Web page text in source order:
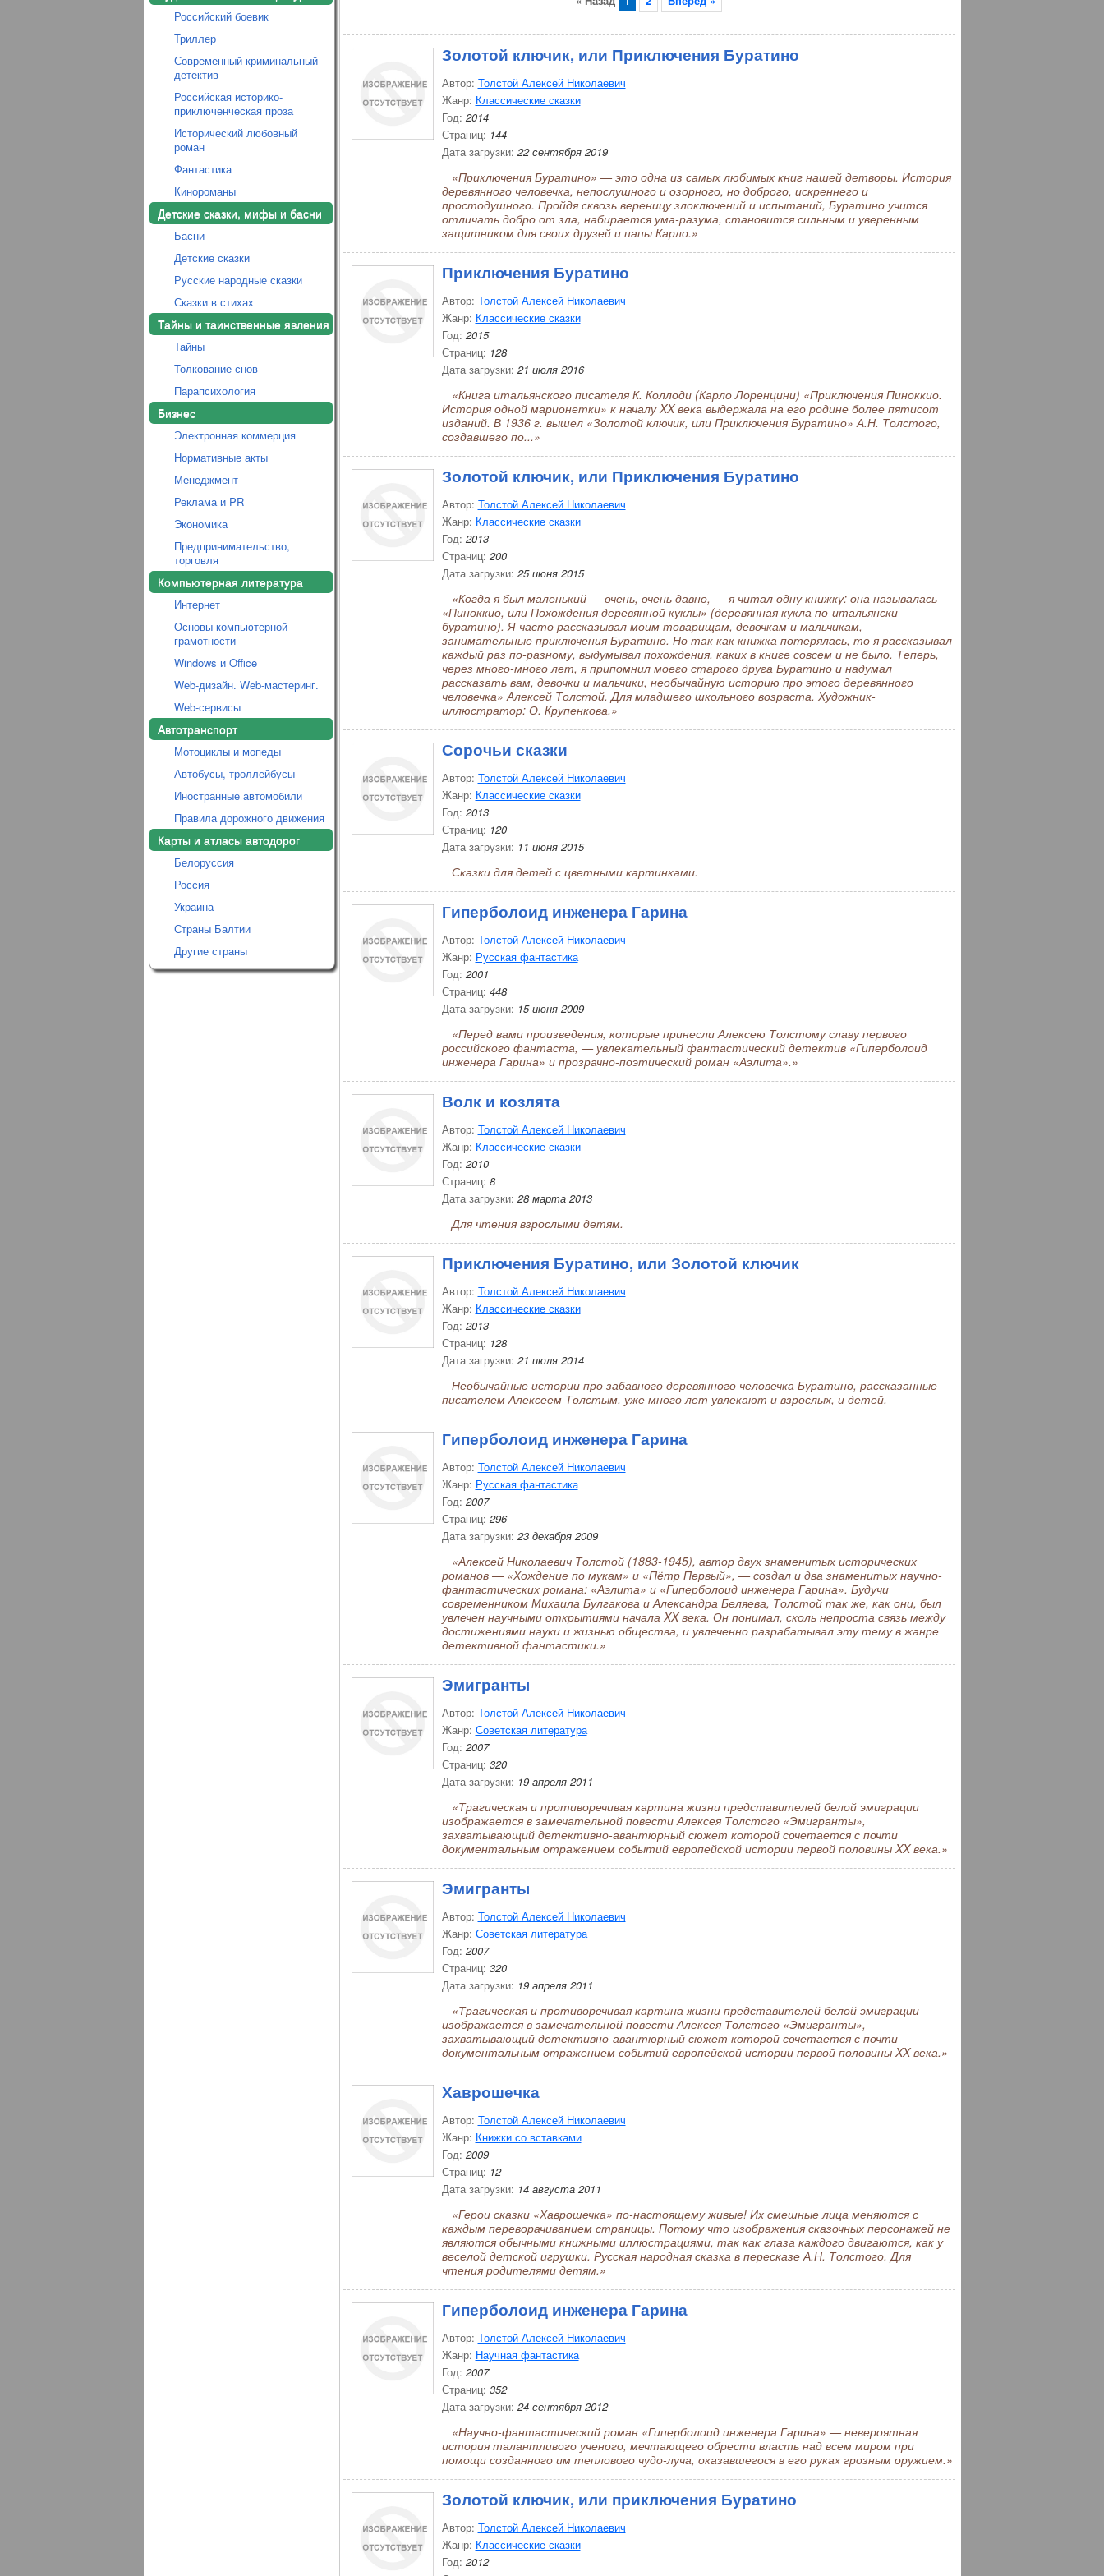
Российский боевик
Триллер
Современный криминальный
детектив
Российская историко-
приключенческая проза
Исторический любовный
роман
Фантастика
Кинороманы
Детские сказки, мифы и басни
Басни
Детские сказки
Русские народные сказки
Сказки в стихах
Тайны и таинственные явления
Тайны
Толкование снов
Парапсихология
Бизнес
Электронная коммерция
Нормативные акты
Менеджмент
Реклама и PR
Экономика
Предпринимательство,
торговля
Компьютерная литература
Интернет
Основы компьютерной
грамотности
Windows и Office
Web-дизайн. Web-мастеринг.
Web-сервисы
Автотранспорт
Мотоциклы и мопеды
Автобусы, троллейбусы
Иностранные автомобили
Правила дорожного движения
Карты и атласы автодорог
Белоруссия
Россия
Украина
Страны Балтии
Другие страны
Золотой ключик, или Приключения Буратино
Автор: Толстой Алексей Николаевич
Жанр: Классические сказки
Год: 2014
Страниц: 144
Дата загрузки: 22 сентября 2019
«Приключения Буратино» — это одна из самых любимых книг нашей детворы. История
деревянного человечка, непослушного и озорного, но доброго, искреннего и
простодушного. Пройдя сквозь вереницу злоключений и испытаний, Буратино учится
отличать добро от зла, набирается ума-разума, становится сильным и уверенным
защитником для своих друзей и папы Карло.»
Приключения Буратино
Автор: Толстой Алексей Николаевич
Жанр: Классические сказки
Год: 2015
Страниц: 128
Дата загрузки: 21 июля 2016
«Книга итальянского писателя К. Коллоди (Карло Лоренцини) «Приключения Пиноккио.
История одной марионетки» к началу XX века выдержала на его родине более пятисот
изданий. В 1936 г. вышел «Золотой ключик, или Приключения Буратино» А.Н. Толстого,
создавшего по...»
Золотой ключик, или Приключения Буратино
Автор: Толстой Алексей Николаевич
Жанр: Классические сказки
Год: 2013
Страниц: 200
Дата загрузки: 25 июня 2015
«Когда я был маленький — очень, очень давно, — я читал одну книжку: она называлась
«Пиноккио, или Похождения деревянной куклы» (деревянная кукла по-итальянски —
буратино). Я часто рассказывал моим товарищам, девочкам и мальчикам,
занимательные приключения Буратино. Но так как книжка потерялась, то я рассказывал
каждый раз по-разному, выдумывал похождения, каких в книге совсем и не было. Теперь,
через много-много лет, я припомнил моего старого друга Буратино и надумал
рассказать вам, девочки и мальчики, необычайную историю про этого деревянного
человечка» Алексей Толстой. Для младшего школьного возраста. Художник-
иллюстратор: О. Крупенкова.»
Сорочьи сказки
Автор: Толстой Алексей Николаевич
Жанр: Классические сказки
Год: 2013
Страниц: 120
Дата загрузки: 11 июня 2015
Сказки для детей с цветными картинками.
Гиперболоид инженера Гарина
Автор: Толстой Алексей Николаевич
Жанр: Русская фантастика
Год: 2001
Страниц: 448
Дата загрузки: 15 июня 2009
«Перед вами произведения, которые принесли Алексею Толстому славу первого
российского фантаста, — увлекательный фантастический детектив «Гиперболоид
инженера Гарина» и прозрачно-поэтический роман «Аэлита».»
Волк и козлята
Автор: Толстой Алексей Николаевич
Жанр: Классические сказки
Год: 2010
Страниц: 8
Дата загрузки: 28 марта 2013
Для чтения взрослыми детям.
Приключения Буратино, или Золотой ключик
Автор: Толстой Алексей Николаевич
Жанр: Классические сказки
Год: 2013
Страниц: 128
Дата загрузки: 21 июля 2014
Необычайные истории про забавного деревянного человечка Буратино, рассказанные
писателем Алексеем Толстым, уже много лет увлекают и взрослых, и детей.
Гиперболоид инженера Гарина
Автор: Толстой Алексей Николаевич
Жанр: Русская фантастика
Год: 2007
Страниц: 296
Дата загрузки: 23 декабря 2009
«Алексей Николаевич Толстой (1883-1945), автор двух знаменитых исторических
романов — «Хождение по мукам» и «Пётр Первый», — создал и два знаменитых научно-
фантастических романа: «Аэлита» и «Гиперболоид инженера Гарина». Будучи
современником Михаила Булгакова и Александра Беляева, Толстой так же, как они, был
увлечен научными открытиями начала XX века. Он понимал, сколь непроста связь между
достижениями науки и жизнью общества, и увлеченно разрабатывал эту тему в жанре
детективной фантастики.»
Эмигранты
Автор: Толстой Алексей Николаевич
Жанр: Советская литература
Год: 2007
Страниц: 320
Дата загрузки: 19 апреля 2011
«Трагическая и противоречивая картина жизни представителей белой эмиграции
изображается в замечательной повести Алексея Толстого «Эмигранты»,
захватывающий детективно-авантюрный сюжет которой сочетается с почти
документальным отражением событий европейской истории первой половины XX века.»
Эмигранты
Автор: Толстой Алексей Николаевич
Жанр: Советская литература
Год: 2007
Страниц: 320
Дата загрузки: 19 апреля 2011
«Трагическая и противоречивая картина жизни представителей белой эмиграции
изображается в замечательной повести Алексея Толстого «Эмигранты»,
захватывающий детективно-авантюрный сюжет которой сочетается с почти
документальным отражением событий европейской истории первой половины XX века.»
Хаврошечка
Автор: Толстой Алексей Николаевич
Жанр: Книжки со вставками
Год: 2009
Страниц: 12
Дата загрузки: 14 августа 2011
«Герои сказки «Хаврошечка» по-настоящему живые! Их смешные лица меняются с
каждым переворачиванием страницы. Потому что изображения сказочных персонажей не
являются обычными книжными иллюстрациями, так как глаза каждого двигаются, как у
веселой детской игрушки. Русская народная сказка в пересказе А.Н. Толстого. Для
чтения родителями детям.»
Гиперболоид инженера Гарина
Автор: Толстой Алексей Николаевич
Жанр: Научная фантастика
Год: 2007
Страниц: 352
Дата загрузки: 24 сентября 2012
«Научно-фантастический роман «Гиперболоид инженера Гарина» — невероятная
история талантливого ученого, мечтающего обрести власть над всем миром при
помощи созданного им теплового чудо-луча, оказавшегося в его руках грозным оружием.»
Золотой ключик, или приключения Буратино
Автор: Толстой Алексей Николаевич
Жанр: Классические сказки
Год: 2012